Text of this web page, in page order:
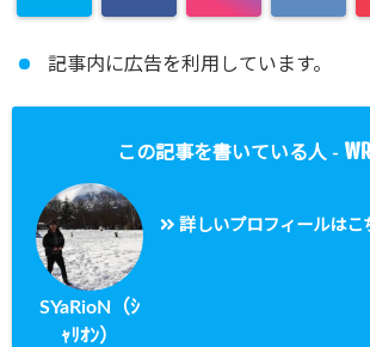
記事内に広告を利用しています。
この記事を書いている人 -
SYaRioN（ｼ
ｬﾘｵﾝ）
詳しいプロフィールはこ